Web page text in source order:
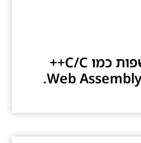
איך להריץ קוד בשפות כמו C/C++